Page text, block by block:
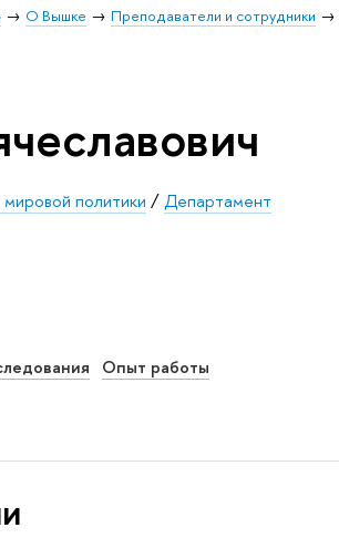
О Вышке Преподаватели и сотрудники
политики /Департамент
Опыт работы